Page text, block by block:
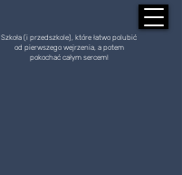
Szkoła (i przedszkole), które łatwo polubić
od pierwszego wejrzenia, a potem
pokochać całym sercem!